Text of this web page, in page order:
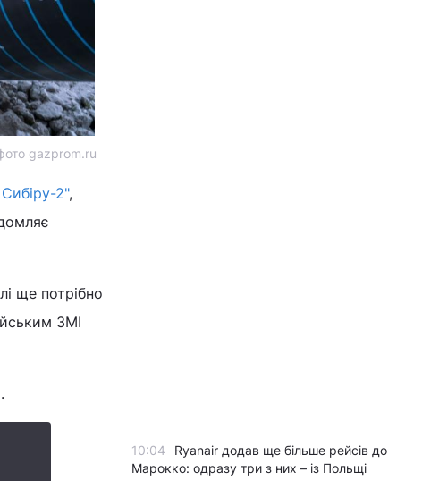
gazprom.ru
2",
ще потрібно
ЗМІ
10:04
Ryanair додав ще більше рейсів до
Марокко: одразу три з них – із Польщі